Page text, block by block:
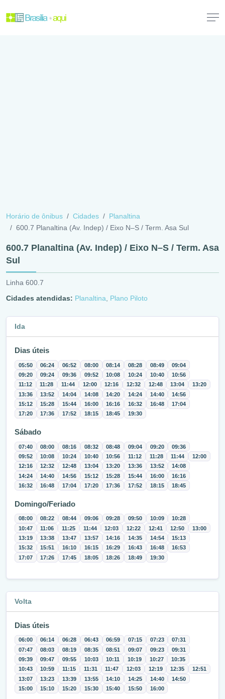
Horário de ônibus Cidades
Planaltina
600.7 Planaltina (Av. Indep) / Eixo N–S / Term. Asa Sul
600.7 Planaltina (Av. Indep) / Eixo N–S / Term. Asa
Sul
Linha 600.7
Cidades atendidas: Planaltina Plano Piloto
Ida
Dias úteis
05:50 06:24 06:52 08:00 08:14 08:28 08:49
09:04
09:20
09:24 09:36 09:52 10:08 10:24 10:40
10:56
11:12
11:28 11:44 12:00 12:16 12:32 12:48 13:04
13:20
13:36
13:52 14:04 14:08 14:20 14:24 14:40
14:56
15:12
15:28 15:44 16:00 16:16 16:32 16:48
17:04
17:20
17:36 17:52 18:15 18:45 19:30
Sábado
07:40 08:00 08:16 08:32 08:48 09:04 09:20
09:36
09:52
10:08 10:24 10:40 10:56 11:12 11:28 11:44
12:00
12:16
12:32 12:48 13:04 13:20 13:36 13:52
14:08
14:24
14:40 14:56 15:12 15:28 15:44 16:00
16:16
16:32
16:48 17:04 17:20 17:36 17:52 18:15 18:45
Domingo/Feriado
08:00 08:22 08:44 09:06 09:28 09:50 10:09
10:28
10:47
11:06 11:25 11:44 12:03 12:22 12:41 12:50
13:00
13:19
13:38 13:47 13:57 14:16 14:35 14:54
15:13
15:32
15:51 16:10 16:15 16:29 16:43 16:48
16:53
17:07
17:26 17:45 18:05 18:26 18:49 19:30
Volta
Dias úteis
06:00 06:14 06:28 06:43 06:59 07:15 07:23
07:31
07:47
08:03 08:19 08:35 08:51 09:07 09:23
09:31
09:39
09:47 09:55 10:03 10:11 10:19 10:27
10:35
10:43
10:59 11:15 11:31 11:47 12:03 12:19 12:35
12:51
13:07
13:23 13:39 13:55 14:10 14:25 14:40
14:50
15:00
15:10 15:20 15:30 15:40 15:50 16:00